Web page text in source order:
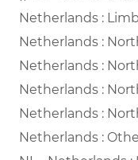
Netherlands :
Netherlands :
Netherlands :
Netherlands :
Netherlands :
Netherlands :